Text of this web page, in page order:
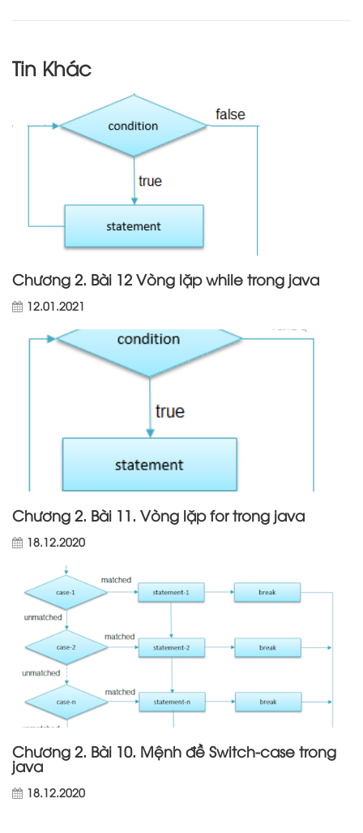
Tin Khác
Chương 2. Bài 12 Vòng lặp while trong java
12.01.2021
Chương 2. Bài 11. Vòng lặp for trong java
18.12.2020
Chương 2. Bài 10. Mệnh đề Switch-case trong
java
18.12.2020